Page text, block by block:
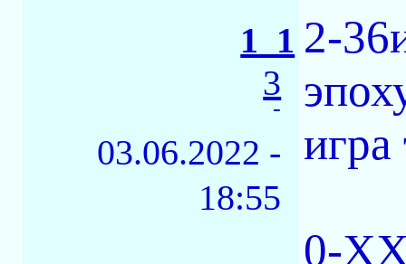
1_1
3
-
03.06.2022 -
18:55
2-
игра
0-